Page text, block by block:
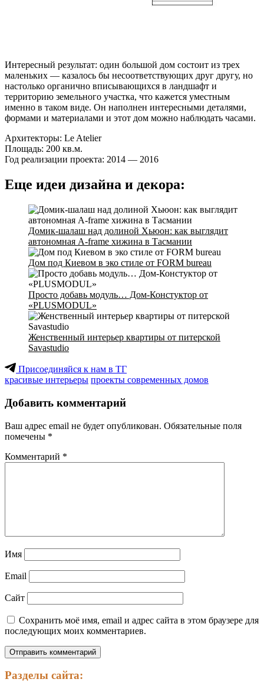
Интересный результат: один большой дом состоит из трех
маленьких — казалось бы несоответствующих друг другу, но
настолько органично вписывающихся в ландшафт и
территорию земельного участка, что кажется уместным
именно в таком виде. Он наполнен интересными деталями,
формами и материалами и этот дом можно наблюдать часами.
Архитекторы: Le Atelier
Площадь: 200 кв.м.
Год реализации проекта: 2014 — 2016
Еще идеи дизайна и декора:
Домик-шалаш над долиной Хьюон: как выглядит
автономная A-frame хижина в Тасмании
Дом под Киевом в эко стиле от FORM bureau
Просто добавь модуль… Дом-Констуктор от
«PLUSMODUL»
Женственный интерьер квартиры от питерской
Savastudio
Присоединяйся к нам в ТГ
красивые интерьеры проекты современных домов
Добавить комментарий
Ваш адрес email не будет опубликован. Обязательные поля
помечены *
Комментарий *
Имя
Email
Сайт
Сохранить моё имя, email и адрес сайта в этом браузере для
последующих моих комментариев.
Разделы сайта: